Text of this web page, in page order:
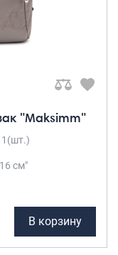
"Maksimm"
1(шт.)
см"
В корзину